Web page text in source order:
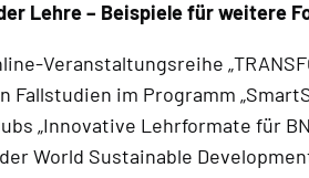
Lehre – Beispiele für weitere
Veranstaltungsreihe
Fallstudien im Programm
„Innovative Lehrformate für
World Sustainable